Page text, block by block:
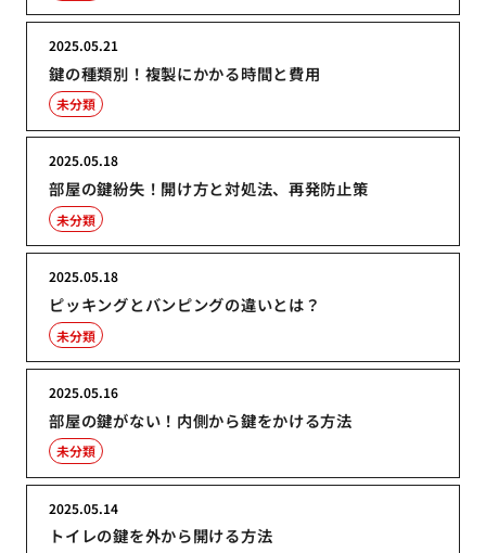
鍵の種類別！複製にかかる時間と費用
2025.05.21
未分類
部屋の鍵紛失！開け方と対処法、再発防止策
2025.05.18
未分類
ピッキングとバンピングの違いとは？
2025.05.18
未分類
部屋の鍵がない！内側から鍵をかける方法
2025.05.16
未分類
トイレの鍵を外から開ける方法
2025.05.14